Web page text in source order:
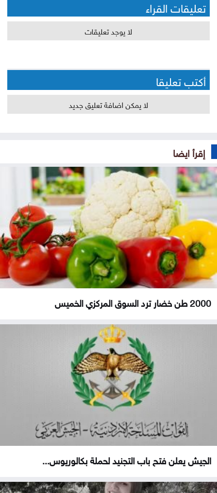
تعليقات القراء
لا يوجد تعليقات
أكتب تعليقا
لا يمكن اضافة تعليق جديد
إقرأ ايضا
2000 طن خضار ترد السوق المركزي الخميس
الجيش يعلن فتح باب التجنيد لحملة بكالوريوس...